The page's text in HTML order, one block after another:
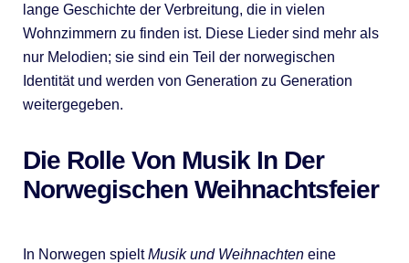
lange Geschichte der Verbreitung, die in vielen
Wohnzimmern zu finden ist. Diese Lieder sind mehr als
nur Melodien; sie sind ein Teil der norwegischen
Identität und werden von Generation zu Generation
weitergegeben.
Die Rolle Von Musik In Der
Norwegischen Weihnachtsfeier
In Norwegen spieltMusik und Weihnachteneine